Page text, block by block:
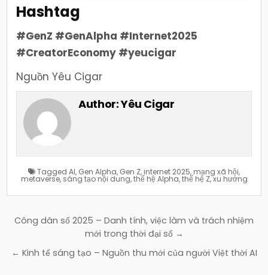
Hashtag
#GenZ #GenAlpha #Internet2025
#CreatorEconomy #yeucigar
Nguồn Yêu Cigar
Author:Yêu Cigar
Tagged AI, Gen Alpha, Gen Z, internet 2025, mạng xã hội,
metaverse, sáng tạo nội dung,thế hệ Alpha,thế hệ Z,xu hướng
Điều
bài
Công dân số 2025 – Danh tính, việc làm và trách nhiệm
mới trong thời đại số →
← Kinh tế sáng tạo – Nguồn thu mới của người Việt thời AI